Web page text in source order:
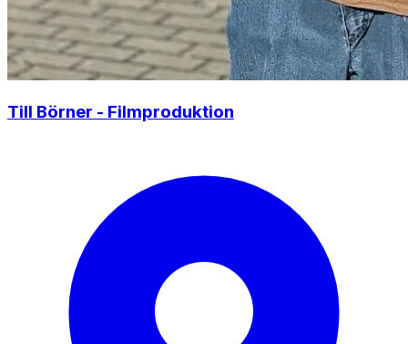
Till Börner - Filmproduktion